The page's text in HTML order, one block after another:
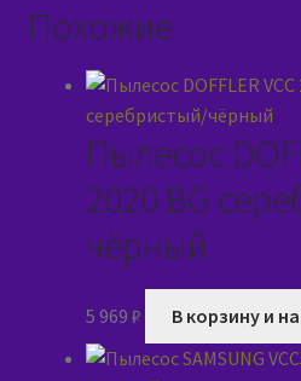
Похожие
Пылесос
2020 BG
чёрный
5 969 ₽ В корзину и на